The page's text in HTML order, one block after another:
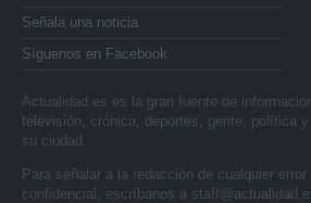
Señala una noticia
Síguenos en Facebook
Actualidad.es es la gran fuente de
televisión, crónica, deportes, gente, política
su ciudad.
Para señalar a la redacción de cualquier
confidencial, escríbanos a